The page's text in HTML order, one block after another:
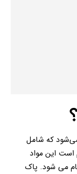
که شامل
است این مواد
می شود. پاک